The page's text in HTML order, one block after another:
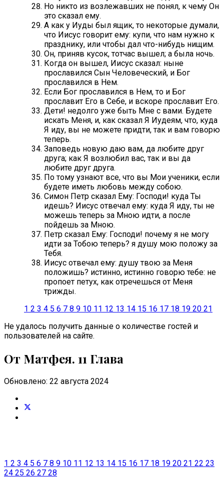
Но никто из возлежавших не понял, к чему Он
это сказал ему.
А как у Иуды был ящик, то некоторые думали,
что Иисус говорит ему: купи, что нам нужно к
празднику, или чтобы дал что-нибудь нищим.
Он, приняв кусок, тотчас вышел; а была ночь.
Когда он вышел, Иисус сказал: ныне
прославился Сын Человеческий, и Бог
прославился в Нем.
Если Бог прославился в Нем, то и Бог
прославит Его в Себе, и вскоре прославит Его.
Дети! недолго уже быть Мне с вами. Будете
искать Меня, и, как сказал Я Иудеям, что, куда
Я иду, вы не можете придти, так и вам говорю
теперь.
Заповедь новую даю вам, да любите друг
друга; как Я возлюбил вас, так и вы да
любите друг друга.
По тому узнают все, что вы Мои ученики, если
будете иметь любовь между собою.
Симон Петр сказал Ему: Господи! куда Ты
идешь? Иисус отвечал ему: куда Я иду, ты не
можешь теперь за Мною идти, а после
пойдешь за Мною.
Петр сказал Ему: Господи! почему я не могу
идти за Тобою теперь? я душу мою положу за
Тебя.
Иисус отвечал ему: душу твою за Меня
положишь? истинно, истинно говорю тебе: не
пропоет петух, как отречешься от Меня
трижды.
1 2 3 4 5 6 7 8 9 10 11 12 13 14 15 16 17 18 19 20 21
Не удалось получить данные о количестве гостей и
пользователей на сайте.
От Матфея. 11 Глава
Обновлено: 22 августа 2024
1 2 3 4 5 6 7 8 9 10 11 12 13 14 15 16 17 18 19 20 21 22 23
24 25 26 27 28